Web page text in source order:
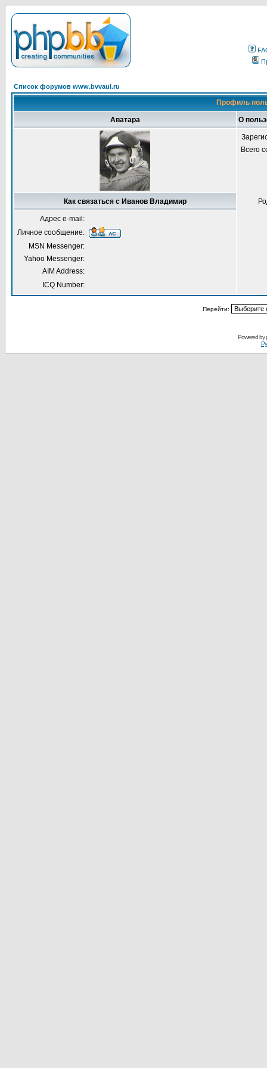
Список форумов www.bvvaul.ru
Профиль
Аватара О
Всего
Как связаться с Иванов Владимир
Адрес e-mail:
Личное сообщение:
MSN Messenger:
Yahoo Messenger:
AIM Address:
ICQ Number:
Перейти:
Powered by